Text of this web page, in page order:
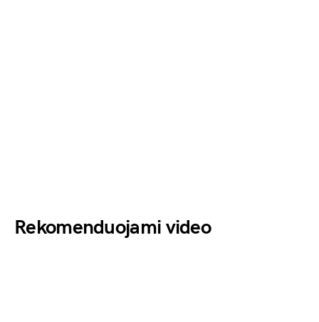
Rekomenduojami video